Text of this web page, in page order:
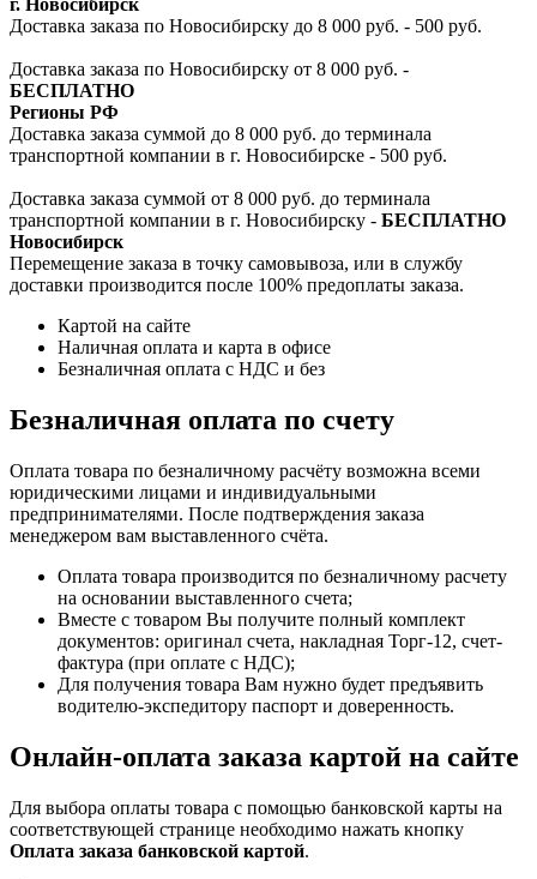
Доставка заказа по Новосибирску до 8 000 руб. - 500 руб.
Доставка заказа по Новосибирску от 8 000 руб. -
БЕСПЛАТНО
Регионы РФ
Доставка заказа суммой до 8 000 руб. до терминала
транспортной компании в г. Новосибирске - 500 руб.
Доставка заказа суммой от 8 000 руб. до терминала
транспортной компании в г. Новосибирску - БЕСПЛАТНО
Новосибирск
Перемещение заказа в точку самовывоза, или в службу
доставки производится после 100% предоплаты заказа.
Картой на сайте
Наличная оплата и карта в офисе
Безналичная оплата с НДС и без
Безналичная оплата по счету
Оплата товара по безналичному расчёту возможна всеми
юридическими лицами и индивидуальными
предпринимателями. После подтверждения заказа
менеджером вам выставленного счёта.
Оплата товара производится по безналичному расчету
на основании выставленного счета;
Вместе с товаром Вы получите полный комплект
документов: оригинал счета, накладная Торг-12, счет-
фактура (при оплате с НДС);
Для получения товара Вам нужно будет предъявить
водителю-экспедитору паспорт и доверенность.
Онлайн-оплата заказа картой на сайте
Для выбора оплаты товара с помощью банковской карты на
соответствующей странице необходимо нажать кнопку
Оплата заказа банковской картой.